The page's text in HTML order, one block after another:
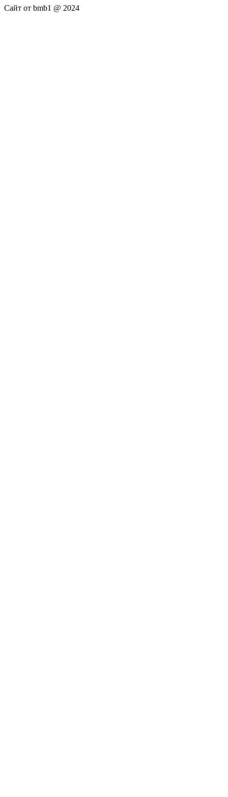
Сайт от bmb1 @ 2024